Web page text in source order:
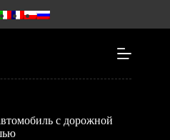
с дорожной